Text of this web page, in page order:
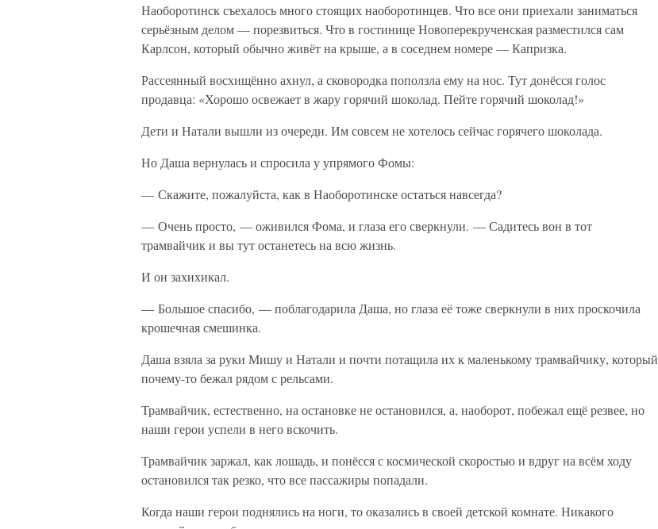
Наоборотинск съехалось много стоящих наоборотинцев. Что все они приехали заниматься
серьёзным делом — порезвиться. Что в гостинице Новоперекрученская разместился сам
Карлсон, который обычно живёт на крыше, а в соседнем номере — Капризка.
Рассеянный восхищённо ахнул, а сковородка поползла ему на нос. Тут донёсся голос
продавца: «Хорошо освежает в жару горячий шоколад. Пейте горячий шоколад!»
Дети и Натали вышли из очереди. Им совсем не хотелось сейчас горячего шоколада.
Но Даша вернулась и спросила у упрямого Фомы:
— Скажите, пожалуйста, как в Наоборотинске остаться навсегда?
— Очень просто, — оживился Фома, и глаза его сверкнули. — Садитесь вон в тот
трамвайчик и вы тут останетесь на всю жизнь.
И он захихикал.
— Большое спасибо, — поблагодарила Даша, но глаза её тоже сверкнули в них проскочила
крошечная смешинка.
Даша взяла за руки Мишу и Натали и почти потащила их к маленькому трамвайчику, который
почему-то бежал рядом с рельсами.
Трамвайчик, естественно, на остановке не остановился, а, наоборот, побежал ещё резвее, но
наши герои успели в него вскочить.
Трамвайчик заржал, как лошадь, и понёсся с космической скоростью и вдруг на всём ходу
остановился так резко, что все пассажиры попадали.
Когда наши герои поднялись на ноги, то оказались в своей детской комнате. Никакого